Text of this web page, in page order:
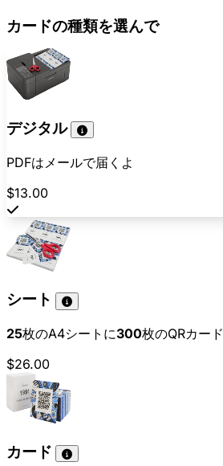
カードの種類を選んで
デジタル
PDFはメールで届くよ
$13.00
シート
25枚のA4シートに300枚のQRカード
$26.00
カード